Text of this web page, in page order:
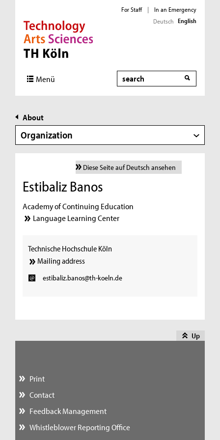
Direkt zur Hauptnavigation
Direkt zur Subnavigation
Direkt zum Inhalt
Direkt zum Fußbereich
For Staff |
In an Emergency
Deutsch English
Menü Search
About
Organization
Diese Seite auf Deutsch ansehen
Estibaliz Banos
Academy of Continuing Education
Language Learning Center
Technische Hochschule Köln
Mailing address
estibaliz.banos@th-koeln.de
Up
Print
Contact
Feedback Management
Whistleblower Reporting Office